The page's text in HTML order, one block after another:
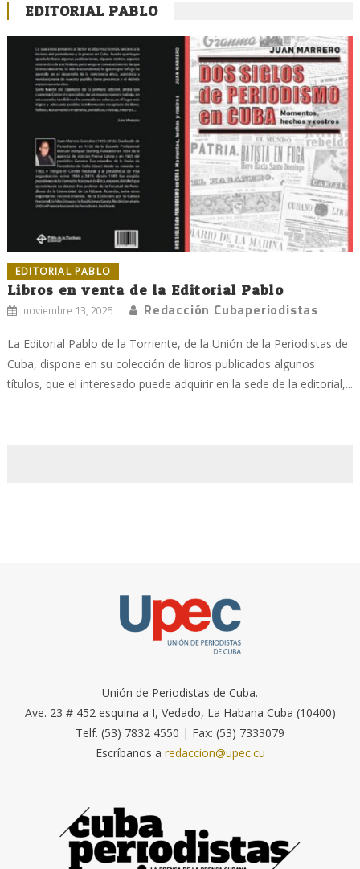
EDITORIAL PABLO
EDITORIAL PABLO
Libros en venta de la Editorial Pablo
noviembre 13, 2025 Redacción Cubaperiodistas
La Editorial Pablo de la Torriente, de la Unión de la Periodistas de
Cuba, dispone en su colección de libros publicados algunos
títulos, que el interesado puede adquirir en la sede de la editorial,...
Unión de Periodistas de Cuba.
Ave. 23 # 452 esquina a I, Vedado, La Habana Cuba (10400)
Telf. (53) 7832 4550 | Fax: (53) 7333079
Escríbanos a redaccion@upec.cu